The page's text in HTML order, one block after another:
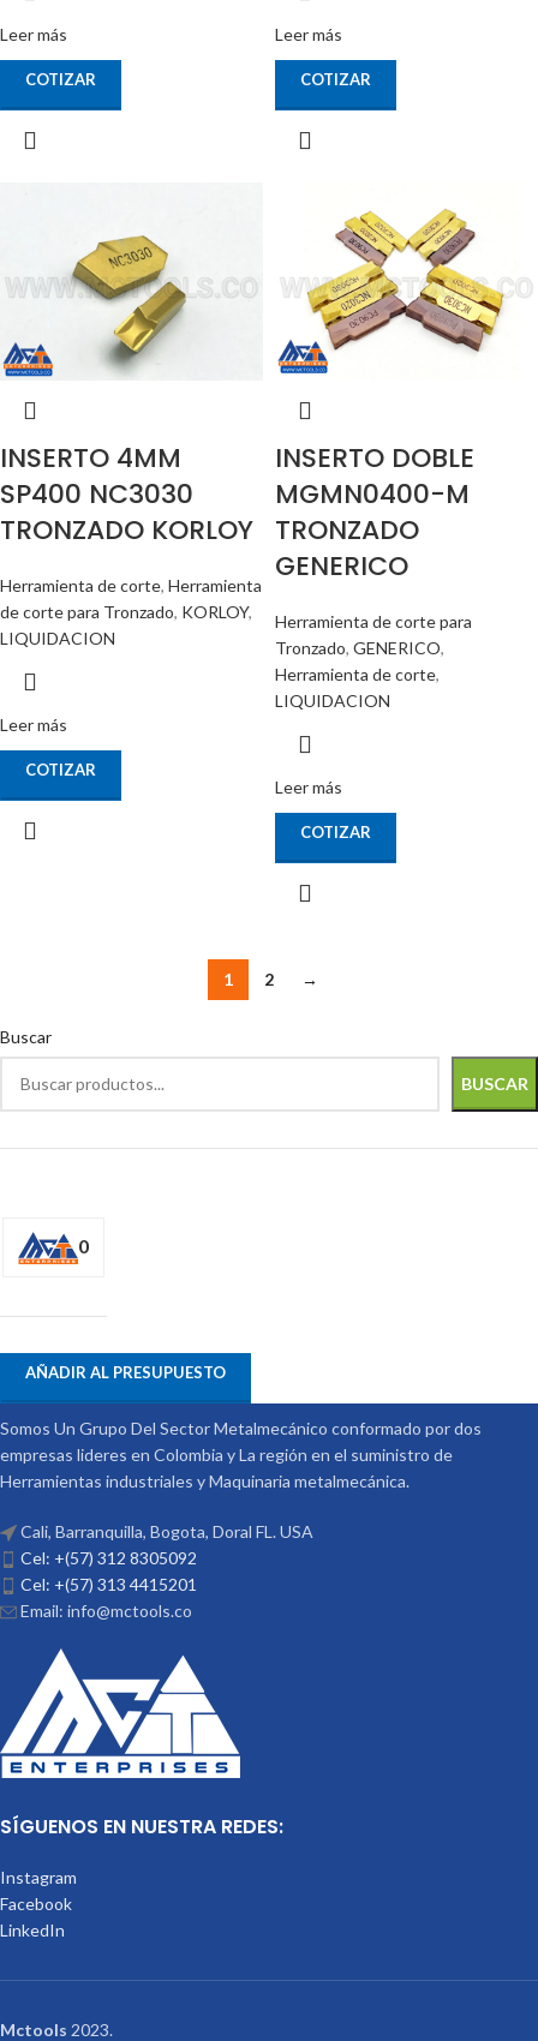
Buscar
BUSCAR
0
AÑADIR AL PRESUPUESTO
Leer más
COTIZAR
Leer más
COTIZAR
INSERTO 4MM
SP400 NC3030
TRONZADO KORLOY
Herramienta de corte, Herramienta
de corte para Tronzado, KORLOY,
LIQUIDACION
Leer más
COTIZAR
INSERTO DOBLE
MGMN0400-M
TRONZADO
GENERICO
Herramienta de corte para
Tronzado, GENERICO,
Herramienta de corte,
LIQUIDACION
Leer más
COTIZAR
1 2 →
Somos Un Grupo Del Sector Metalmecánico conformado por dos
empresas lideres en Colombia y La región en el suministro de
Herramientas industriales y Maquinaria metalmecánica.
Cali, Barranquilla, Bogota, Doral FL. USA
Cel: +(57) 312 8305092
Cel: +(57) 313 4415201
Email: info@mctools.co
SÍGUENOS EN NUESTRA REDES:
Instagram
Facebook
LinkedIn
Mctools 2023.